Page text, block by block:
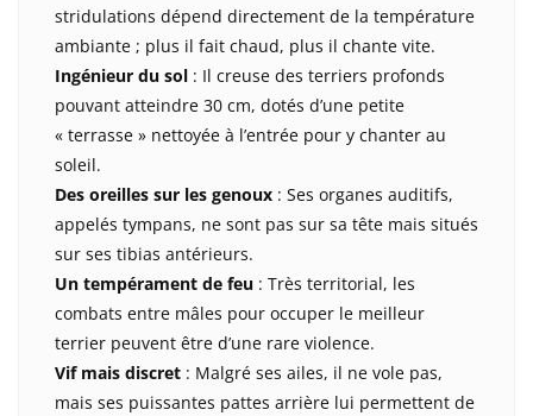
stridulations dépend directement de la température
ambiante ; plus il fait chaud, plus il chante vite.
Ingénieur du sol : Il creuse des terriers profonds
pouvant atteindre 30 cm, dotés d’une petite
« terrasse » nettoyée à l’entrée pour y chanter au
soleil.
Des oreilles sur les genoux : Ses organes auditifs,
appelés tympans, ne sont pas sur sa tête mais situés
sur ses tibias antérieurs.
Un tempérament de feu : Très territorial, les
combats entre mâles pour occuper le meilleur
terrier peuvent être d’une rare violence.
Vif mais discret : Malgré ses ailes, il ne vole pas,
mais ses puissantes pattes arrière lui permettent de